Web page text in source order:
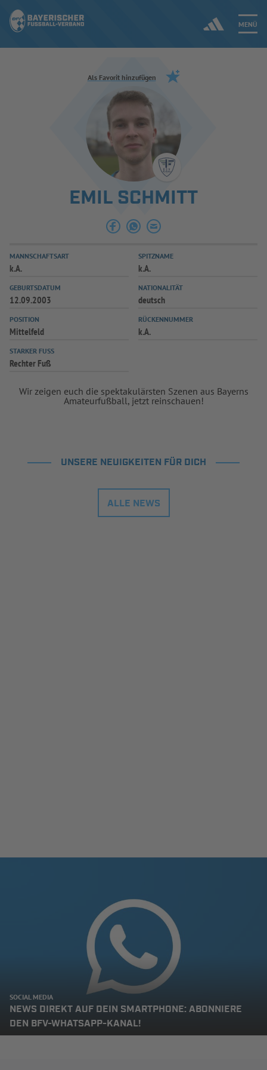
MENÜ
Jetzt einloggen
ERGEBNISSE & WETTBEWERBE
SPIELBETRIEB & VERBANDSLEBEN
AUSBILDUNG & FÖRDERUNG
SPIELPLUS
Als Favorit hinzufügen
EMIL SCHMITT
MANNSCHAFTSART
k.A.
SPITZNAME
k.A.
GEBURTSDATUM
12.09.2003
NATIONALITÄT
deutsch
POSITION
Mittelfeld
RÜCKENNUMMER
k.A.
STARKER FUSS
Rechter Fuß
Wir zeigen euch die spektakulärsten Szenen aus Bayerns
Amateurfußball, jetzt reinschauen!
UNSERE NEUIGKEITEN FÜR DICH
ALLE NEWS
SOCIAL MEDIA
NEWS DIREKT AUF DEIN SMARTPHONE: ABONNIERE
DEN BFV-WHATSAPP-KANAL!